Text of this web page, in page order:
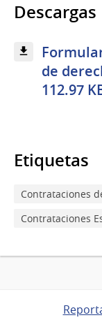
Descargas
de
112.97
Etiquetas
Contrataciones
Contrataciones